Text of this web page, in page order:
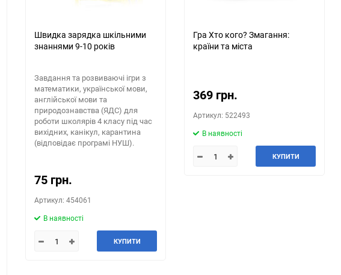
Швидка зарядка шкільними
знаннями 9-10 років
Завдання та розвиваючі ігри з
математики, української мови,
англійської мови та
природознавства (ЯДС) для
роботи школярів 4 класу під час
вихідних, канікул, карантина
(відповідає програмі НУШ).
75 грн.
Артикул: 454061
В наявності
КУПИТИ
Гра Хто кого? Змагання:
країни та міста
369 грн.
Артикул: 522493
В наявності
КУПИТИ